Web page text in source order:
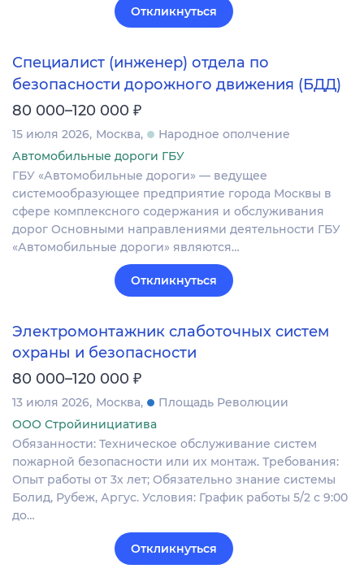
Откликнуться
Специалист (инженер) отдела по
безопасности дорожного движения (БДД)
80 000–120 000 ₽
15 июля 2026 Москва
Народное ополчение
Автомобильные дороги ГБУ
ГБУ «Автомобильные дороги» — ведущее
системообразующее предприятие города Москвы в
сфере комплексного содержания и обслуживания
дорог Основными направлениями деятельности ГБУ
«Автомобильные дороги» являются…
Откликнуться
Электромонтажник слаботочных систем
охраны и безопасности
80 000–120 000 ₽
13 июля 2026 Москва
Площадь Революции
ООО Стройинициатива
Обязанности: Техническое обслуживание систем
пожарной безопасности или их монтаж. Требования:
Опыт работы от 3х лет; Обязательно знание системы
Болид, Рубеж, Аргус. Условия: График работы 5/2 с 9:00
до…
Откликнуться